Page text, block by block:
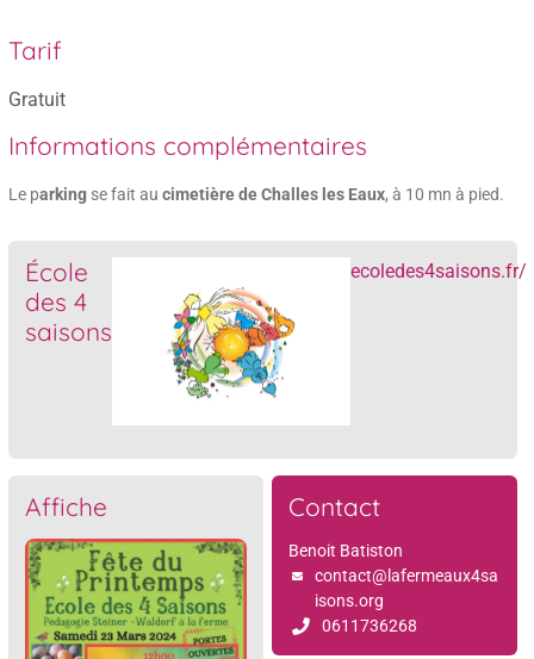
École
des 4
saisons
ecoledes4saisons.fr/
Affiche Contact
Benoit Batiston
contact@lafermeaux4sa
isons.org
0611736268
Tarif
Gratuit
Informations complémentaires
Le parking se fait au cimetière de Challes les Eaux, à 10 mn à pied.